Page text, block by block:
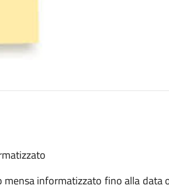
informatizzato fino alla data